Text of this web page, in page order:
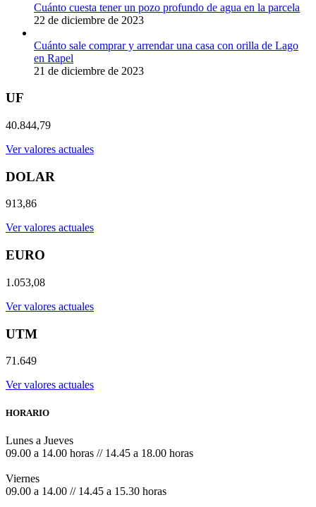
Cuánto cuesta tener un pozo profundo de agua en la parcela
22 de diciembre de 2023
Cuánto sale comprar y arrendar una casa con orilla de Lago
en Rapel
21 de diciembre de 2023
UF
40.844,79
Ver valores actuales
DOLAR
913,86
Ver valores actuales
EURO
1.053,08
Ver valores actuales
UTM
71.649
Ver valores actuales
HORARIO
Lunes a Jueves
09.00 a 14.00 horas // 14.45 a 18.00 horas
Viernes
09.00 a 14.00 // 14.45 a 15.30 horas